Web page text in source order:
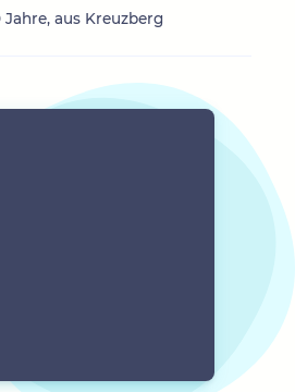
Jahre, aus Kreuzberg